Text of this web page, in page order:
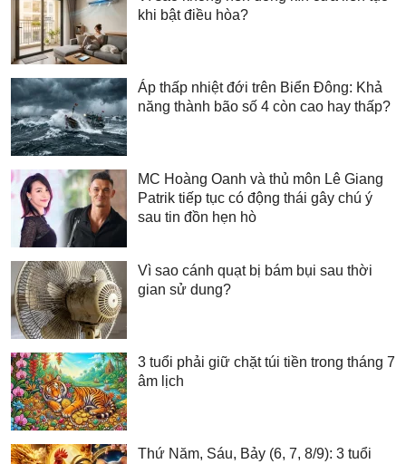
khi bật điều hòa?
Áp thấp nhiệt đới trên Biển Đông: Khả
năng thành bão số 4 còn cao hay thấp?
MC Hoàng Oanh và thủ môn Lê Giang
Patrik tiếp tục có động thái gây chú ý
sau tin đồn hẹn hò
Vì sao cánh quạt bị bám bụi sau thời
gian sử dung?
3 tuổi phải giữ chặt túi tiền trong tháng 7
âm lịch
Thứ Năm, Sáu, Bảy (6, 7, 8/9): 3 tuổi